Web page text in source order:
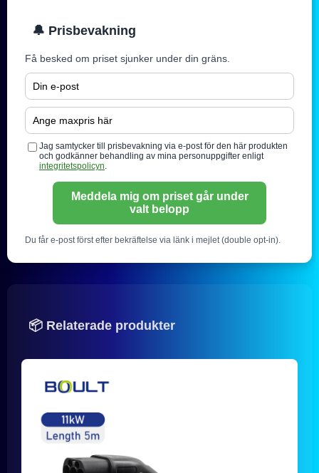
🔔 Prisbevakning
Få besked om priset sjunker under din gräns.
Jag samtycker till prisbevakning via e-post för den här produkten
och godkänner behandling av mina personuppgifter enligt
integritetspolicyn.
Meddela mig om priset går under
valt belopp
Du får e-post först efter bekräftelse via länk i mejlet (double opt-in).
📦 Relaterade produkter